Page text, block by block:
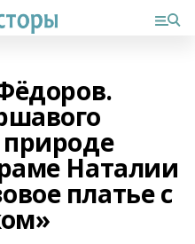
Наталии
платье с